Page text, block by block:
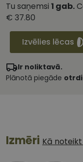
Tu saņemsi 1 gab.
€ 37.80
Izvēlies lēcas
Ir noliktavā.
Plānotā piegāde
Izmēri Kā